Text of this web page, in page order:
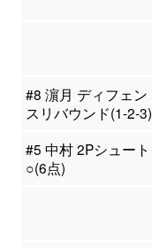
#8 濵月 ディフェン
スリバウンド(1-2-3)
#5 中村 2Pシュート
○(6点)